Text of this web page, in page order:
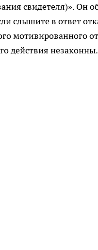
свидетеля)». Он
слышите в ответ
мотивированного
действия незаконны.